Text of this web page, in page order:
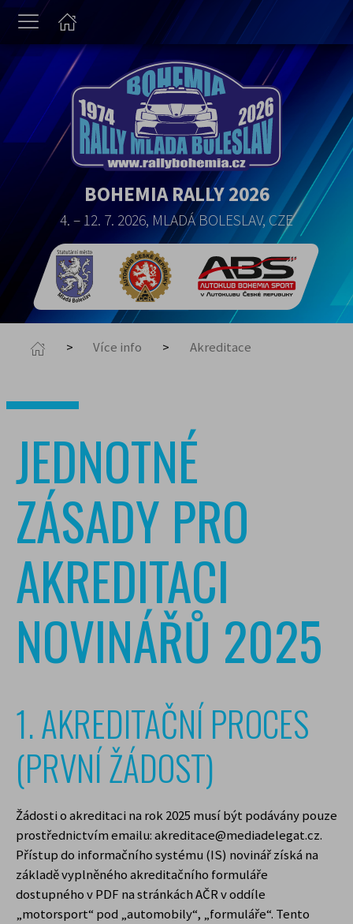
BOHEMIA RALLY 2026
4. – 12. 7. 2026, MLADÁ BOLESLAV, CZE
Více info Akreditace
JEDNOTNÉ
ZÁSADY PRO
AKREDITACI
NOVINÁŘŮ 2025
1. AKREDITAČNÍ PROCES
(PRVNÍ ŽÁDOST)
Žádosti o akreditaci na rok 2025 musí být podávány pouze
prostřednictvím emailu: akreditace@mediadelegat.cz.
Přístup do informačního systému (IS) novinář získá na
základě vyplněného akreditačního formuláře
dostupného v PDF na stránkách AČR v oddíle
„motorsport“ pod „automobily“, „formuláře“. Tento